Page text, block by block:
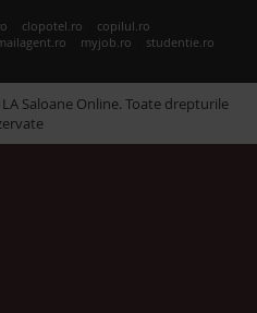
clopotel.ro copilul.ro
myjob.ro studentie.ro
LA Saloane Online. Toate drepturile